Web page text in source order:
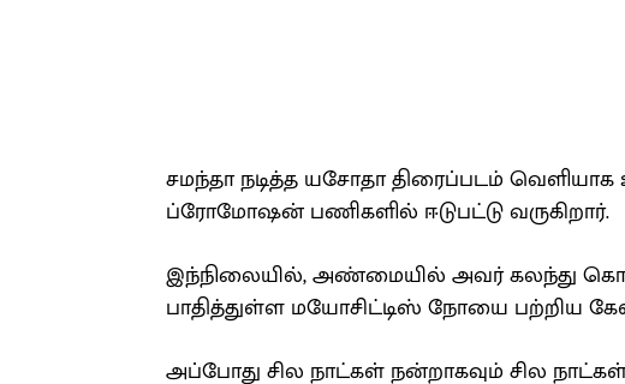
சமந்தா நடித்த யசோதா திரைப்படம்
ப்ரோமோஷன் பணிகளில் ஈடுபட்டு வருகிறார்.
இந்நிலையில், அண்மையில் அவர் கலந்து
பாதித்துள்ள மயோசிட்டிஸ் நோயை பற்றிய
அப்போது சில நாட்கள் நன்றாகவும் சில